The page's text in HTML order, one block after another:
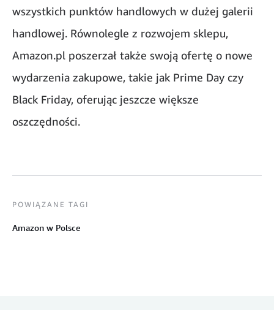
wszystkich punktów handlowych w dużej galerii
handlowej. Równolegle z rozwojem sklepu,
Amazon.pl poszerzał także swoją ofertę o nowe
wydarzenia zakupowe, takie jak Prime Day czy
Black Friday, oferując jeszcze większe
oszczędności.
POWIĄZANE TAGI
Amazon w Polsce